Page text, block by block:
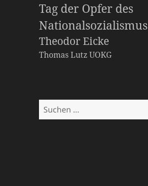
Tag der Opfer des
Nationalsozialismus
Theodor Eicke
Thomas LutzUOKG
Suchen
nach: